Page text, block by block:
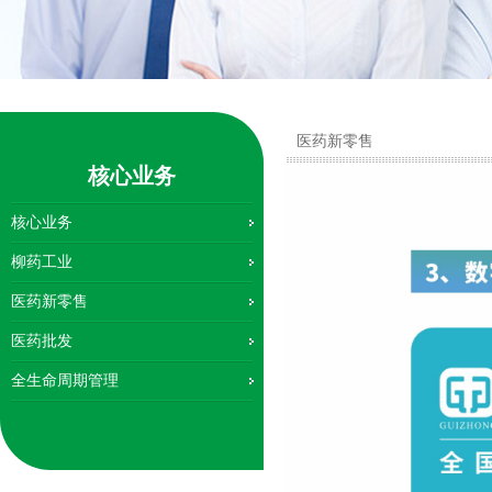
核心业务
核心业务
柳药工业
医药新零售
医药批发
全生命周期管理
医药新零售